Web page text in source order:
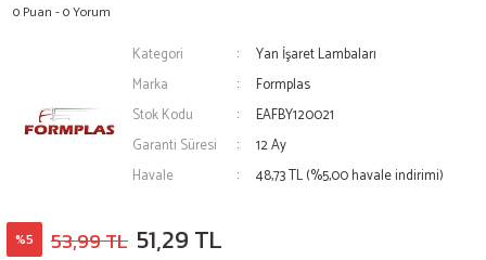
0 Puan - 0 Yorum
Kategori
Yan İşaret Lambaları
Marka
Formplas
Stok Kodu
EAFBY120021
Garanti Süresi
12 Ay
Havale
48,73 TL (%5,00 havale indirimi)
%5 53,99 TL 51,29 TL